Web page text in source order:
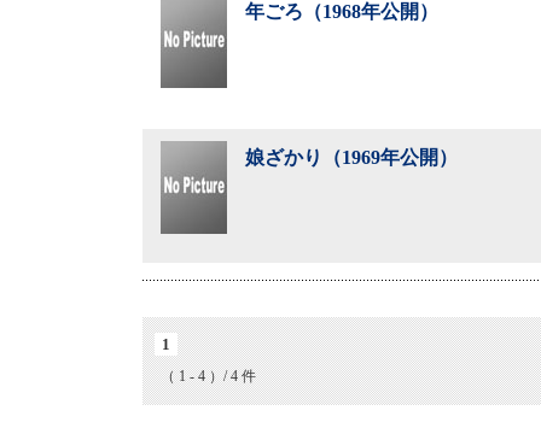
年ごろ（1968年公開）
娘ざかり（1969年公開）
1
（ 1 - 4 ）/ 4 件